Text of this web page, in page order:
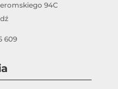
94C
609